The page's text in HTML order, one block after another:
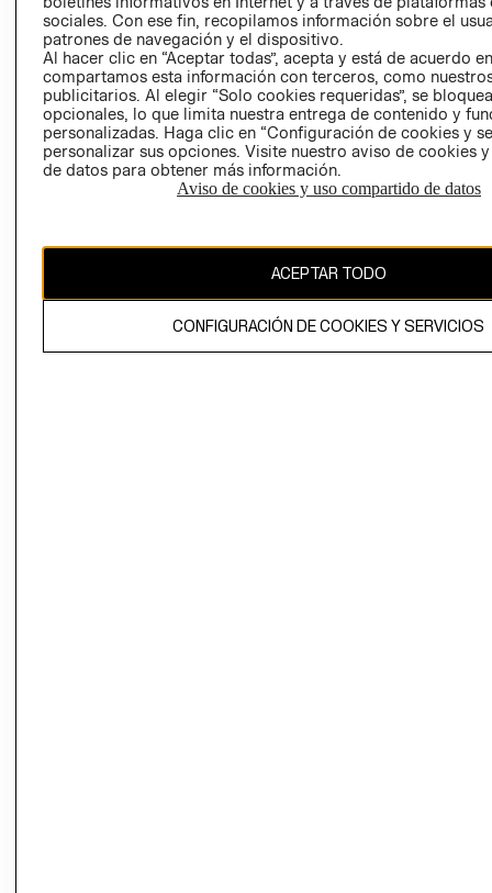
POLÍTICA
EMPRESARIAL
TÉRMINOS Y
CONDICIONES
AVISO DE
PRIVACIDAD
GIFT CARD
AVISO DE
COOKIES
CAMBIAR REGIÓN
sociales. Con ese fin, recopilamos información sobre el
patrones de navegación y el dispositivo.
Al hacer clic en “Aceptar todas”, acepta y está de acuerdo
compartamos esta información con terceros, como
publicitarios. Al elegir “Solo cookies requeridas”, se
opcionales, lo que limita nuestra entrega de contenido y
personalizadas. Haga clic en “Configuración de cookies y
personalizar sus opciones. Visite nuestro aviso de cookies
de datos para obtener más información.
Aviso de cookies y uso compartido de datos
ACEPTAR TODO
CONFIGURACIÓN DE COOKIES Y SERVICIOS